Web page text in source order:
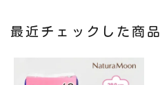
最近チェックした商品